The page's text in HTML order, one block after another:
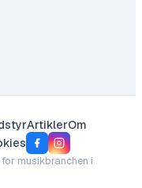
ArtiklerOm
musikbranchen i